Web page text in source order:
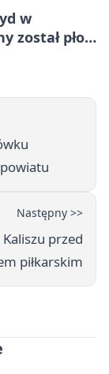
w
został płot
Następny >>
przed
piłkarskim